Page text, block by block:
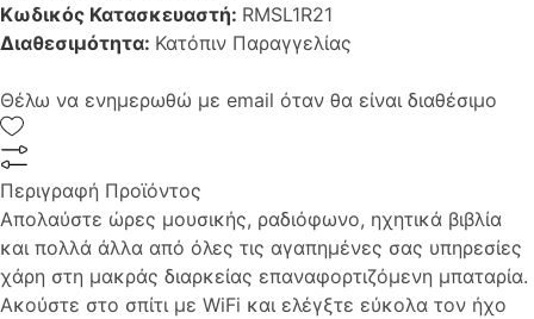
Κωδικός Κατασκευαστή: RMSL1R21
Διαθεσιμότητα: Κατόπιν Παραγγελίας
Θέλω να ενημερωθώ με email όταν θα είναι διαθέσιμο
Περιγραφή Προϊόντος
Απολαύστε ώρες μουσικής, ραδιόφωνο, ηχητικά βιβλία
και πολλά άλλα από όλες τις αγαπημένες σας υπηρεσίες
χάρη στη μακράς διαρκείας επαναφορτιζόμενη μπαταρία.
Ακούστε στο σπίτι με WiFi και ελέγξτε εύκολα τον ήχο